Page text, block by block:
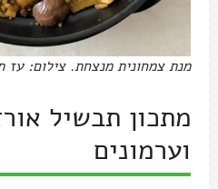
מנת צמחונית מנצחת. צילום: עז
מתכון תבשיל
וערמונים